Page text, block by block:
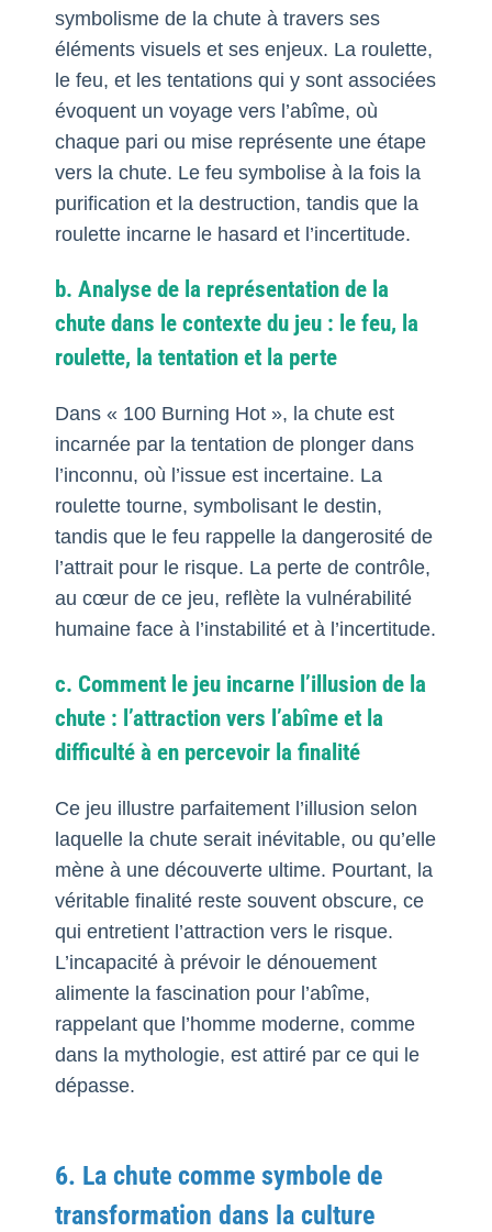
symbolisme de la chute à travers ses
éléments visuels et ses enjeux. La roulette,
le feu, et les tentations qui y sont associées
évoquent un voyage vers l’abîme, où
chaque pari ou mise représente une étape
vers la chute. Le feu symbolise à la fois la
purification et la destruction, tandis que la
roulette incarne le hasard et l’incertitude.
b. Analyse de la représentation de la
chute dans le contexte du jeu : le feu, la
roulette, la tentation et la perte
Dans « 100 Burning Hot », la chute est
incarnée par la tentation de plonger dans
l’inconnu, où l’issue est incertaine. La
roulette tourne, symbolisant le destin,
tandis que le feu rappelle la dangerosité de
l’attrait pour le risque. La perte de contrôle,
au cœur de ce jeu, reflète la vulnérabilité
humaine face à l’instabilité et à l’incertitude.
c. Comment le jeu incarne l’illusion de la
chute : l’attraction vers l’abîme et la
difficulté à en percevoir la finalité
Ce jeu illustre parfaitement l’illusion selon
laquelle la chute serait inévitable, ou qu’elle
mène à une découverte ultime. Pourtant, la
véritable finalité reste souvent obscure, ce
qui entretient l’attraction vers le risque.
L’incapacité à prévoir le dénouement
alimente la fascination pour l’abîme,
rappelant que l’homme moderne, comme
dans la mythologie, est attiré par ce qui le
dépasse.
6. La chute comme symbole de
transformation dans la culture